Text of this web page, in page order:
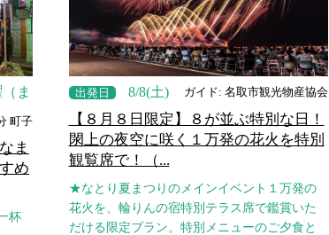
ま
町子
ま
め
杯
出発日 8/8(土) ガイド: 名取市観光物産協会
【８月８日限定】８が並ぶ特別な日！
閖上の夜空に咲く１万発の花火を特別
観覧席で！（...
★なとり夏まつりのメインイベント１万発の
花火を、輪りんの宿特別テラス席で鑑賞いた
だける限定プラン。特別メニューのご夕食と